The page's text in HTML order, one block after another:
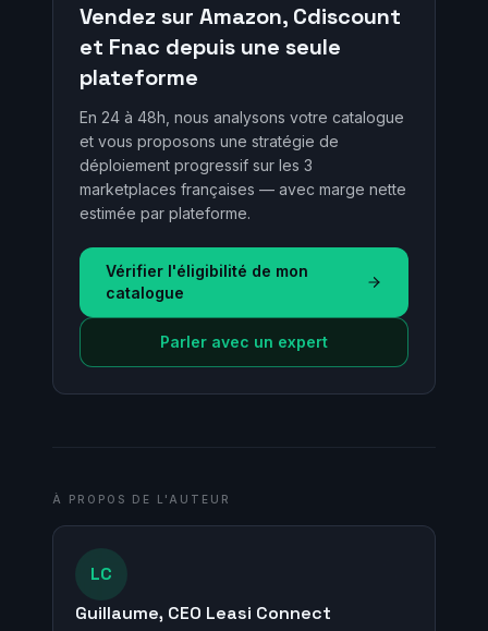
Vendez sur Amazon, Cdiscount
et Fnac depuis une seule
plateforme
En 24 à 48h, nous analysons votre catalogue
et vous proposons une stratégie de
déploiement progressif sur les 3
marketplaces françaises — avec marge nette
estimée par plateforme.
Vérifier l'éligibilité de mon
catalogue
Parler avec un expert
À PROPOS DE L'AUTEUR
LC
Guillaume, CEO Leasi Connect